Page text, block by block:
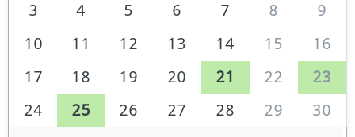
3
4 5 6 7 8
9
10
11 12 13 14 15
16
17
18 19 20 21 22
23
24
25 26 27 28 29 30